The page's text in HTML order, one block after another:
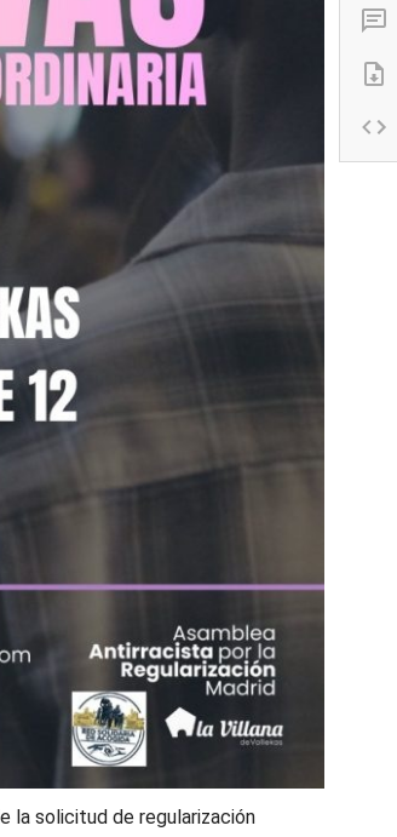
la solicitud de regularización